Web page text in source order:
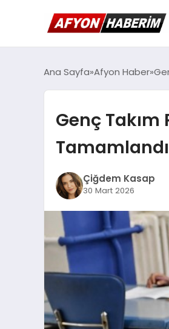
Ana Sayfa Afyon Haber
Genç Takım
Tamamlandı
Çiğdem Kasap
30 Mart 2026